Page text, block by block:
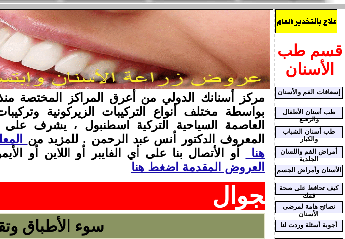
بواسطة مختلف أنواع التركيبات الزيركونية
العاصمة السياحية التركية اسطنبول ، يشرف
المعروف الدكتور أنس عبد الرحمن . للمزيد من
هنا
أو الأتصال بنا على أي الفايبر أو اللاين أو الأيمو رقم
العروض المقدمة اضغط هنا
سوء الأطباق
قسم طب
الأسنان
إسعافات الفم والأسنان
طب أسنان الأطفال
والرضع
طب أسنان الشباب
والكبار
أمراض الفم واللسان
الجلدية
الأسنان وأمراض الجسم
كيف تحافظ على صحة
فمك
نصائح هامة لمرضى
الأسنان
أجوبة أسئلة وردت لنا